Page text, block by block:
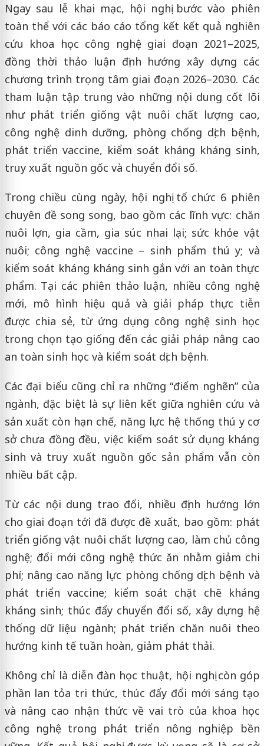
Ngay sau lễ khai mạc, hội nghị bước vào phiên
toàn thể với các báo cáo tổng kết kết quả nghiên
cứu khoa học công nghệ giai đoạn 2021–2025,
đồng thời thảo luận định hướng xây dựng các
chương trình trọng tâm giai đoạn 2026–2030. Các
tham luận tập trung vào những nội dung cốt lõi
như phát triển giống vật nuôi chất lượng cao,
công nghệ dinh dưỡng, phòng chống dịch bệnh,
phát triển vaccine, kiểm soát kháng kháng sinh,
truy xuất nguồn gốc và chuyển đổi số.
Trong chiều cùng ngày, hội nghị tổ chức 6 phiên
chuyên đề song song, bao gồm các lĩnh vực: chăn
nuôi lợn, gia cầm, gia súc nhai lại; sức khỏe vật
nuôi; công nghệ vaccine – sinh phẩm thú y; và
kiểm soát kháng kháng sinh gắn với an toàn thực
phẩm. Tại các phiên thảo luận, nhiều công nghệ
mới, mô hình hiệu quả và giải pháp thực tiễn
được chia sẻ, từ ứng dụng công nghệ sinh học
trong chọn tạo giống đến các giải pháp nâng cao
an toàn sinh học và kiểm soát dịch bệnh.
Các đại biểu cũng chỉ ra những “điểm nghẽn” của
ngành, đặc biệt là sự liên kết giữa nghiên cứu và
sản xuất còn hạn chế, năng lực hệ thống thú y cơ
sở chưa đồng đều, việc kiểm soát sử dụng kháng
sinh và truy xuất nguồn gốc sản phẩm vẫn còn
nhiều bất cập.
Từ các nội dung trao đổi, nhiều định hướng lớn
cho giai đoạn tới đã được đề xuất, bao gồm: phát
triển giống vật nuôi chất lượng cao, làm chủ công
nghệ; đổi mới công nghệ thức ăn nhằm giảm chi
phí; nâng cao năng lực phòng chống dịch bệnh và
phát triển vaccine; kiểm soát chặt chẽ kháng
kháng sinh; thúc đẩy chuyển đổi số, xây dựng hệ
thống dữ liệu ngành; phát triển chăn nuôi theo
hướng kinh tế tuần hoàn, giảm phát thải.
Không chỉ là diễn đàn học thuật, hội nghị còn góp
phần lan tỏa tri thức, thúc đẩy đổi mới sáng tạo
và nâng cao nhận thức về vai trò của khoa học
công nghệ trong phát triển nông nghiệp bền